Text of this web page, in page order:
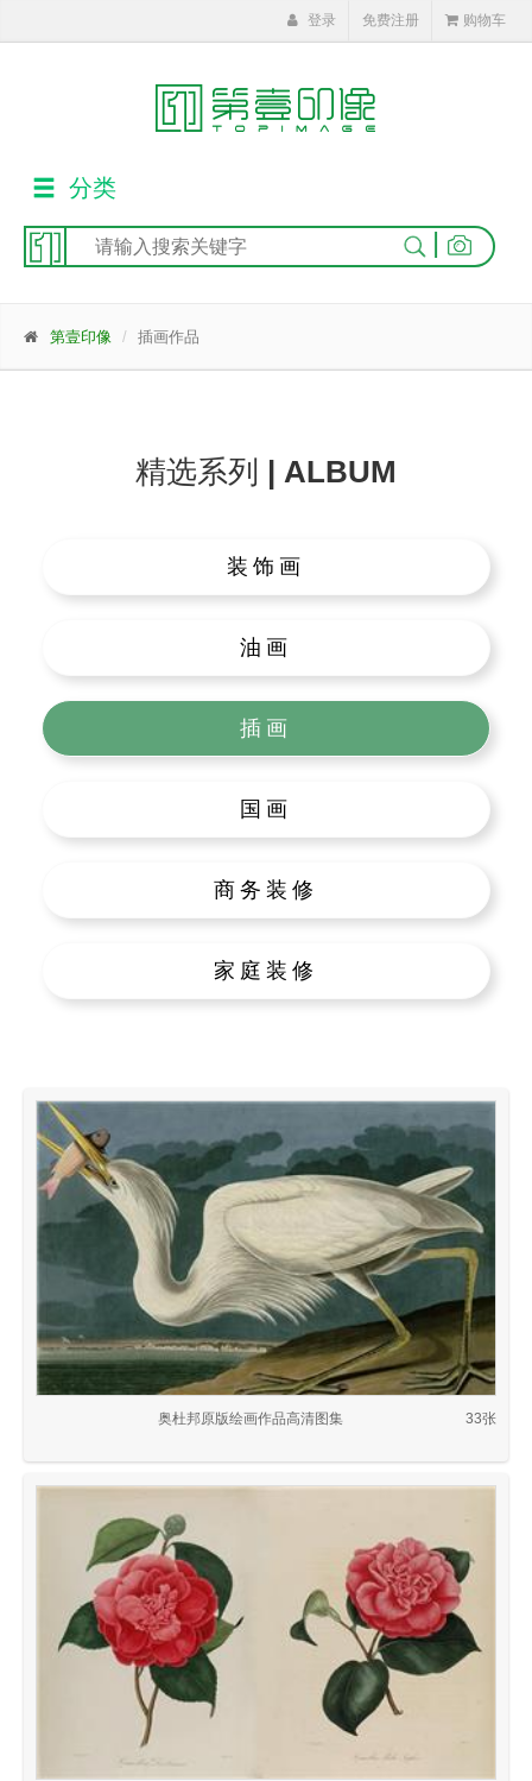
登录 免费注册 购物车
分类
|
第壹印像 插画作品
精选系列 | ALBUM
装饰画
油画
插画
国画
商务装修
家庭装修
奥杜邦原版绘画作品高清图集 33张